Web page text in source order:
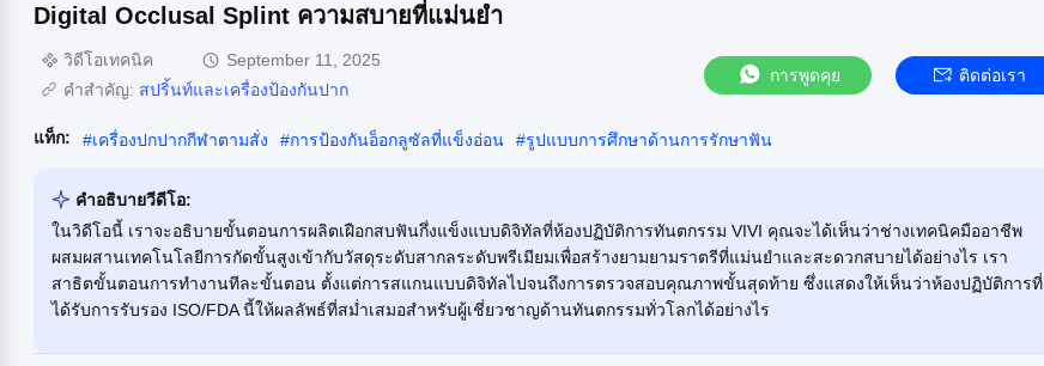
Digital Occlusal Splint ความสบายที่แม่นยำ
วิดีโอเทคนิค
September 11, 2025
คำสำคัญ: สปริ้นท์และเครื่องป้องกันปาก
การพูดคุย ติดต่อเรา
แท็ก: #เครื่องปกปากกีฬาตามสั่ง #การป้องกันอ็อกลูซัลที่แข็งอ่อน #รูปแบบการศึกษาด้านการรักษาฟัน
คําอธิบายวีดีโอ:
ในวิดีโอนี้ เราจะอธิบายขั้นตอนการผลิตเฝือกสบฟันกึ่งแข็งแบบดิจิทัลที่ห้องปฏิบัติการทันตกรรม VIVI คุณจะได้เห็นว่าช่างเทคนิคมืออาชีพ
ผสมผสานเทคโนโลยีการกัดขั้นสูงเข้ากับวัสดุระดับสากลระดับพรีเมียมเพื่อสร้างยามยามราตรีที่แม่นยำและสะดวกสบายได้อย่างไร เรา
สาธิตขั้นตอนการทำงานทีละขั้นตอน ตั้งแต่การสแกนแบบดิจิทัลไปจนถึงการตรวจสอบคุณภาพขั้นสุดท้าย ซึ่งแสดงให้เห็นว่าห้องปฏิบัติการที่
ได้รับการรับรอง ISO/FDA นี้ให้ผลลัพธ์ที่สม่ำเสมอสำหรับผู้เชี่ยวชาญด้านทันตกรรมทั่วโลกได้อย่างไร